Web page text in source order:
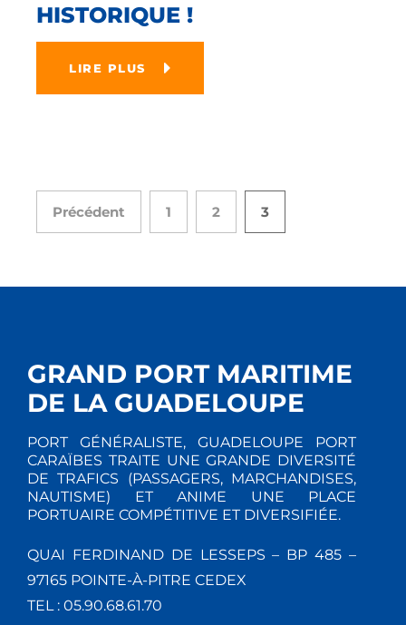
HISTORIQUE !
LIRE PLUS
Précédent 1 2 3
GRAND PORT MARITIME
DE LA GUADELOUPE
PORT GÉNÉRALISTE, GUADELOUPE PORT
CARAÏBES TRAITE UNE GRANDE DIVERSITÉ
DE TRAFICS (PASSAGERS, MARCHANDISES,
NAUTISME) ET ANIME UNE PLACE
PORTUAIRE COMPÉTITIVE ET DIVERSIFIÉE.
QUAI FERDINAND DE LESSEPS – BP 485 –
97165 POINTE-À-PITRE CEDEX
TEL : 05.90.68.61.70